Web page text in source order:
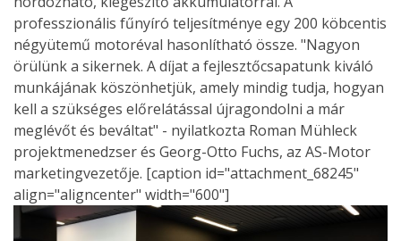
professzionális fűnyíró teljesítménye egy 200 köbcentis
négyütemű motoréval hasonlítható össze. "Nagyon
örülünk a sikernek. A díjat a fejlesztőcsapatunk kiváló
munkájának köszönhetjük, amely mindig tudja, hogyan
kell a szükséges előrelátással újragondolni a már
meglévőt és beváltat" - nyilatkozta Roman Mühleck
projektmenedzser és Georg-Otto Fuchs, az AS-Motor
marketingvezetője. [caption id="attachment_68245"
align="aligncenter" width="600"]